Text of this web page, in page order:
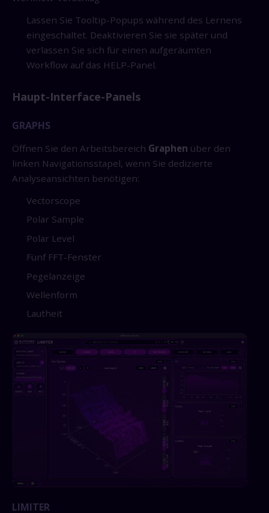
Lassen Sie Tooltip-Popups während des Lernens
eingeschaltet. Deaktivieren Sie sie später und
verlassen Sie sich für einen aufgeräumten
Workflow auf das HELP-Panel.
Haupt-Interface-Panels
GRAPHS
Öffnen Sie den Arbeitsbereich Graphen über den
linken Navigationsstapel, wenn Sie dedizierte
Analyseansichten benötigen:
Vectorscope
Polar Sample
Polar Level
Fünf FFT-Fenster
Pegelanzeige
Wellenform
Lautheit
LIMITER